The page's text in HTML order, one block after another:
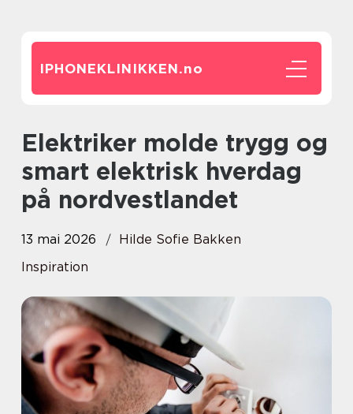
IPHONEKLINIKKEN.no
Elektriker molde trygg og
smart elektrisk hverdag
på nordvestlandet
13 mai 2026
Hilde Sofie Bakken
Inspiration